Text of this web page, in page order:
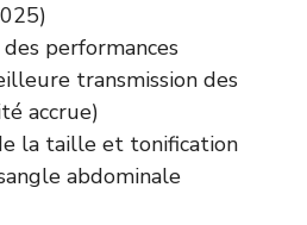
performances
transmission des
accrue)
la taille et tonification
abdominale